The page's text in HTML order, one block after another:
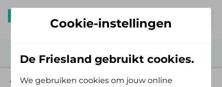
Zorg verzekerd
Cookie-instellingen
De Friesland gebruikt cookies.
We gebruiken cookies om jouw online